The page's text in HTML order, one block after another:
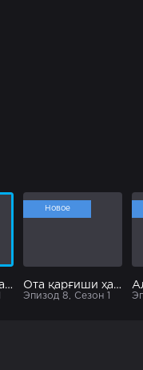
Ака-ука муносабати ҳақида.
Новое
Ота қарғиши ҳақида.
Эпизод 8, Сезон 1